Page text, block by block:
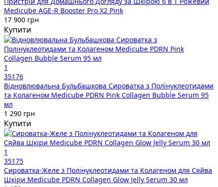
Medicube AGE-R Booster Pro X2 Pink
17 900 грн
Купити
1
35176
Відновлювальна Бульбашкова Сироватка з Полінуклеотидами
та Колагеном Medicube PDRN Pink Collagen Bubble Serum 95
мл
1 290 грн
Купити
1
35175
Сироватка-Желе з Полінуклеотидами та Колагеном для Сяйва
Шкіри Medicube PDRN Collagen Glow Jelly Serum 30 мл